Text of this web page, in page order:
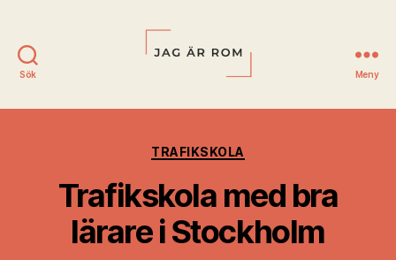
Sök
Rom
Meny
Kategorier
TRAFIKSKOLA
Trafikskola med bra
lärare i Stockholm